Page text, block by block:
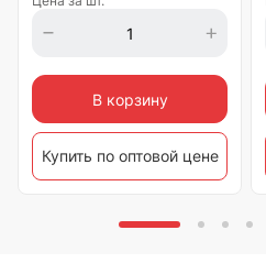
В корзину
Купить по оптовой цене